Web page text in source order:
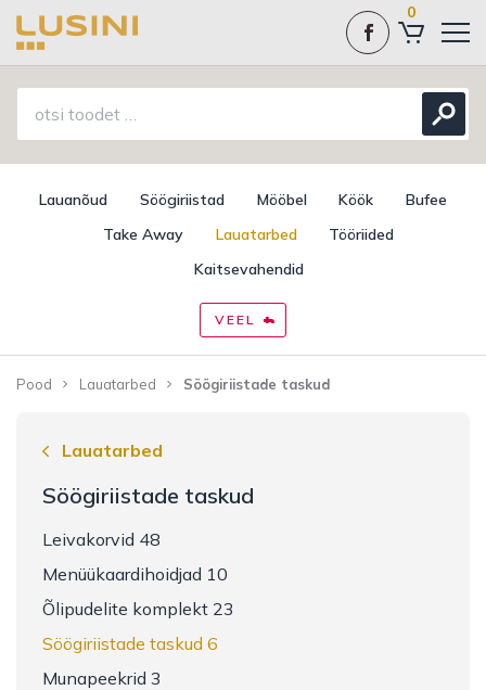
0
Lauanõud Söögiriistad Mööbel Köök
Bufee
Take Away
Lauatarbed
Tööriided
Kaitsevahendid
VEEL
Pood Lauatarbed Söögiriistade taskud
Lauatarbed
Söögiriistade taskud
Leivakorvid 48
Menüükaardihoidjad 10
Õlipudelite komplekt 23
Söögiriistade taskud 6
Munapeekrid 3